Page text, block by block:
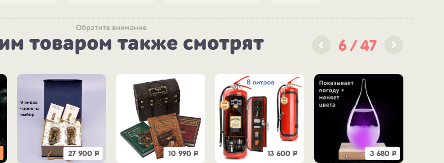
Обратите внимание
товаром также смотрят 6 47
27 900 Р 10 990 Р 13 600 Р 3 680 Р